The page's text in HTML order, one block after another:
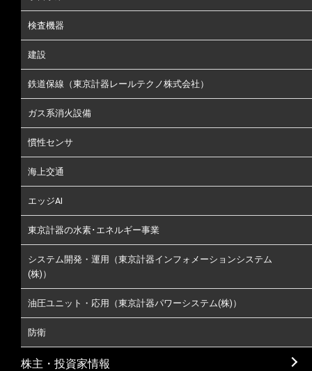
検査機器
建設
鉄道保線（東京計器レールテクノ株式会社）
ガス系消火設備
慣性センサ
海上交通
エッジAI
東京計器の水素･エネルギー事業
システム開発・運用（東京計器インフォメーションシステム
(株)）
油圧ユニット・応用（東京計器パワーシステム(株)）
防衛
株主・投資家情報